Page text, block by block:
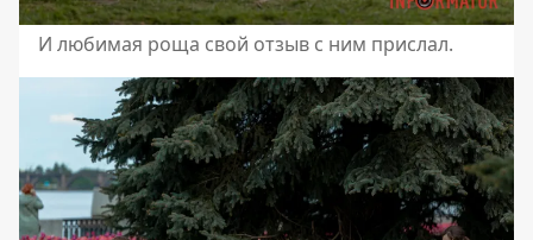
И любимая роща свой отзыв с ним прислал.